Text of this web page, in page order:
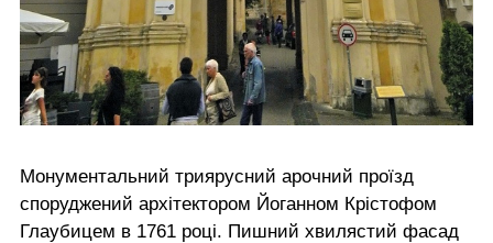
Монументальний триярусний арочний проїзд
споруджений архітектором Йоганном Крістофом
Глаубицем в 1761 році. Пишний хвилястий фасад